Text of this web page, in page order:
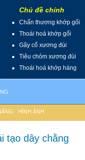
HÌNH ẢNH
Chủ đề chính
Chấn thương khớp gối
Thoái hoá khớp gối
Gãy cổ xương đùi
Tiêu chỏm xương đùi
Thoái hoá khớp háng
tạo dây chằng